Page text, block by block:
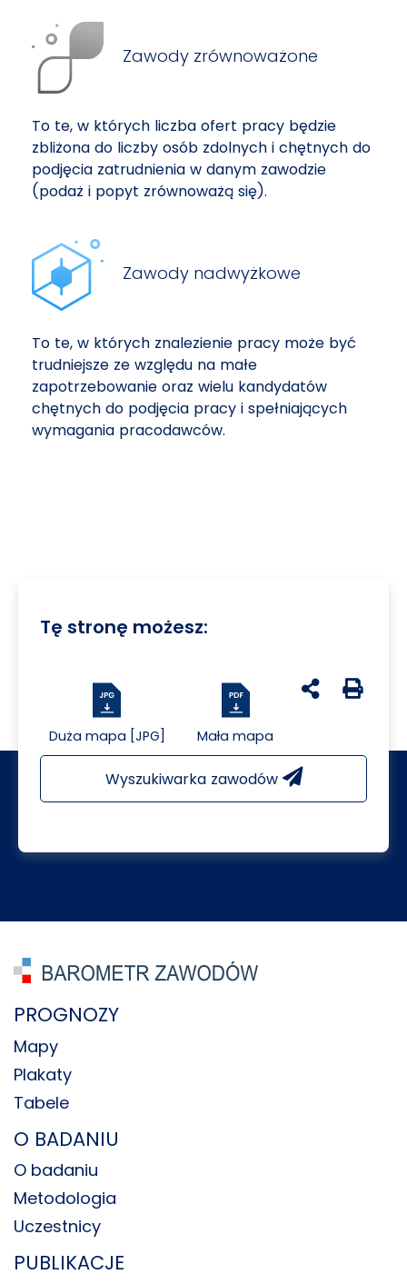
Zawody zrównoważone
To te, w których liczba ofert pracy będzie
zbliżona do liczby osób zdolnych i chętnych do
podjęcia zatrudnienia w danym zawodzie
(podaż i popyt zrównoważą się).
Zawody nadwyżkowe
To te, w których znalezienie pracy może być
trudniejsze ze względu na małe
zapotrzebowanie oraz wielu kandydatów
chętnych do podjęcia pracy i spełniających
wymagania pracodawców.
Tę stronę możesz:
Duża mapa [JPG] Mała mapa
udostępnij na
Generuj
Wyszukiwarka zawodów
PROGNOZY
Mapy
Plakaty
Tabele
O BADANIU
O badaniu
Metodologia
Uczestnicy
PUBLIKACJE